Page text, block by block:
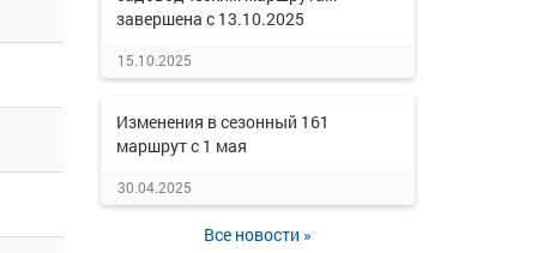
завершена с 13.10.2025
15.10.2025
Изменения в сезонный 161
маршрут с 1 мая
30.04.2025
Все новости »